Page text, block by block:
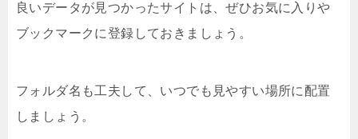
良いデータが見つかったサイトは、ぜひお気に入りや
ブックマークに登録しておきましょう。
フォルダ名も工夫して、いつでも見やすい場所に配置
しましょう。